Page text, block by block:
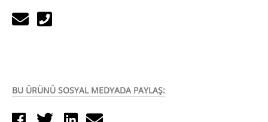
BU ÜRÜNÜ SOSYAL MEDYADA PAYLAŞ: